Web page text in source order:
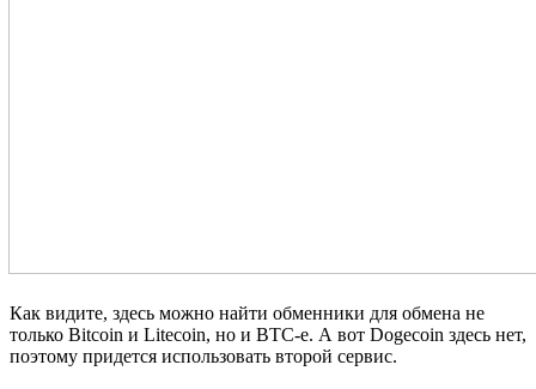
Как видите, здесь можно найти обменники для обмена не
только Bitcoin и Litecoin, но и BTC-e. А вот Dogecoin здесь нет,
поэтому придется использовать второй сервис.